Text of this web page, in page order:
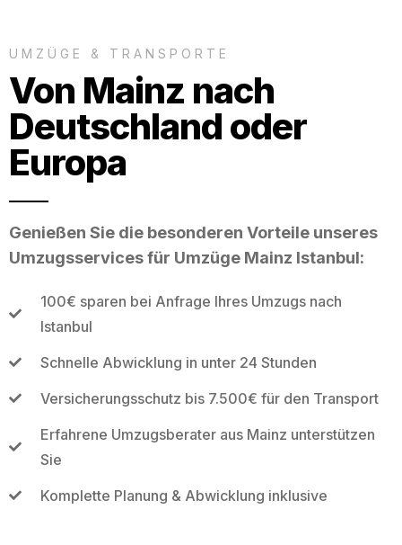
UMZÜGE & TRANSPORTE
Von Mainz nach
Deutschland oder
Europa
Genießen Sie die besonderen Vorteile unseres
Umzugsservices für Umzüge Mainz Istanbul:
100€ sparen bei Anfrage Ihres Umzugs nach
Istanbul
Schnelle Abwicklung in unter 24 Stunden
Versicherungsschutz bis 7.500€ für den Transport
Erfahrene Umzugsberater aus Mainz unterstützen
Sie
Komplette Planung & Abwicklung inklusive